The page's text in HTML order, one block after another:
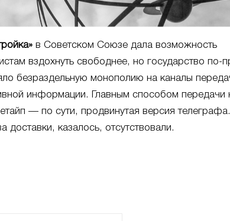
в Советском Союзе дала возможность
вздохнуть свободнее, но государство по-
безраздельную монополию на каналы
информации. Главным способом передачи
— по сути, продвинутая версия
доставки, казалось, отсутствовали.